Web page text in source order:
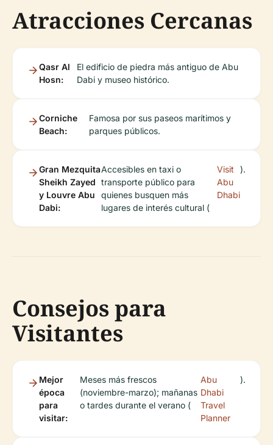
Atracciones Cercanas
Qasr Al
Hosn:
El edificio de piedra más antiguo de Abu
Dabi y museo histórico.
Corniche
Beach:
Famosa por sus paseos marítimos y
parques públicos.
Gran Mezquita
Sheikh Zayed
y Louvre Abu
Dabi:
Accesibles en taxi o
transporte público para
quienes busquen más
lugares de interés cultural (
Visit
Abu
Dhabi
).
Consejos para
Visitantes
Mejor
época
para
visitar:
Meses más frescos
(noviembre-marzo); mañanas
o tardes durante el verano (
Abu
Dhabi
Travel
Planner
).